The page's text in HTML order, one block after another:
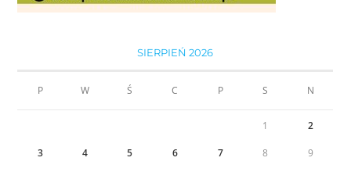
SIERPIEŃ 2026
P W Ś C P S N
1 2
3 4 5 6 7 8 9